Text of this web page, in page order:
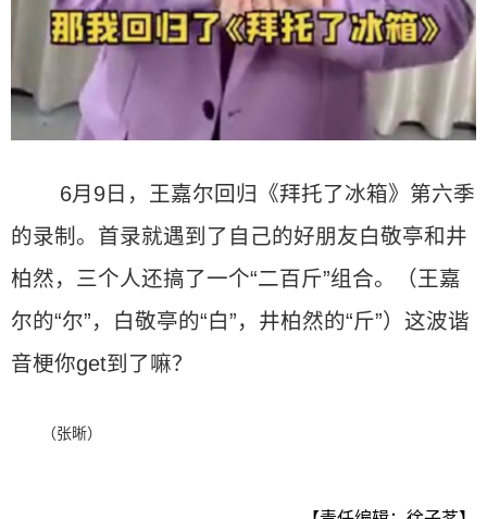
6月9日，王嘉尔回归《拜托了冰箱》第六季
的录制。首录就遇到了自己的好朋友白敬亭和井
柏然，三个人还搞了一个“二百斤”组合。（王嘉
尔的“尔”，白敬亭的“白”，井柏然的“斤”）这波谐
音梗你get到了嘛？
（张晰）